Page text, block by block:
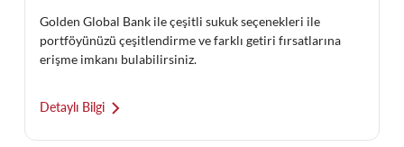
Golden Global Bank ile çeşitli sukuk seçenekleri ile
portföyünüzü çeşitlendirme ve farklı getiri fırsatlarına
erişme imkanı bulabilirsiniz.
Detaylı Bilgi